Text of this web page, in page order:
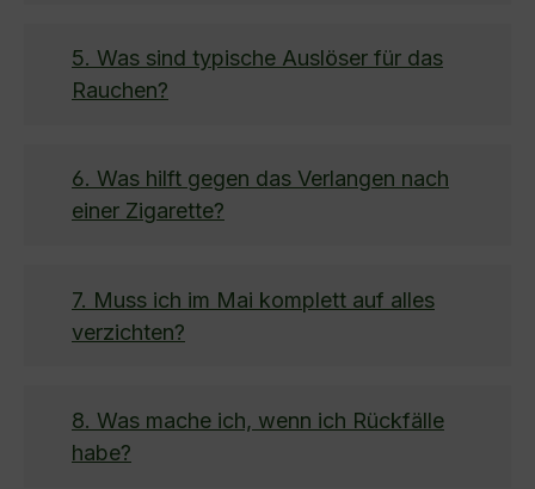
5. Was sind typische Auslöser für das
Rauchen?
6. Was hilft gegen das Verlangen nach
einer Zigarette?
7. Muss ich im Mai komplett auf alles
verzichten?
8. Was mache ich, wenn ich Rückfälle
habe?